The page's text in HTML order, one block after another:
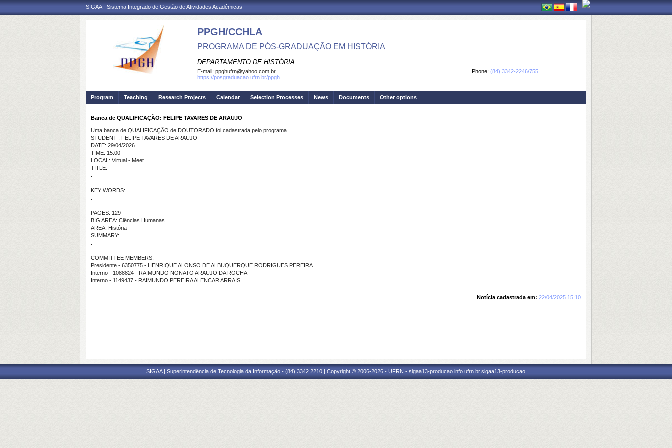
SIGAA - Sistema Integrado de Gestão de Atividades Acadêmicas
PPGH/CCHLA
PROGRAMA DE PÓS-GRADUAÇÃO EM HISTÓRIA
DEPARTAMENTO DE HISTÓRIA
Phone: (84) 3342-2246/755
E-mail: ppghufrn@yahoo.com.br
https://posgraduacao.ufrn.br/ppgh
Program Teaching Research Projects Calendar Selection Processes News Documents Other options
Banca de QUALIFICAÇÃO: FELIPE TAVARES DE ARAUJO
Uma banca de QUALIFICAÇÃO de DOUTORADO foi cadastrada pelo programa.
STUDENT : FELIPE TAVARES DE ARAUJO
DATE: 29/04/2026
TIME: 15:00
LOCAL: Virtual - Meet
TITLE:
.
KEY WORDS:
PAGES: 129
BIG AREA: Ciências Humanas
AREA: História
SUMMARY:
COMMITTEE MEMBERS:
Presidente - 6350775 - HENRIQUE ALONSO DE ALBUQUERQUE RODRIGUES PEREIRA
Interno - 1088824 - RAIMUNDO NONATO ARAUJO DA ROCHA
Interno - 1149437 - RAIMUNDO PEREIRA ALENCAR ARRAIS
Notícia cadastrada em: 22/04/2025 15:10
SIGAA | Superintendência de Tecnologia da Informação - (84) 3342 2210 | Copyright © 2006-2026 - UFRN - sigaa13-producao.info.ufrn.br.sigaa13-producao